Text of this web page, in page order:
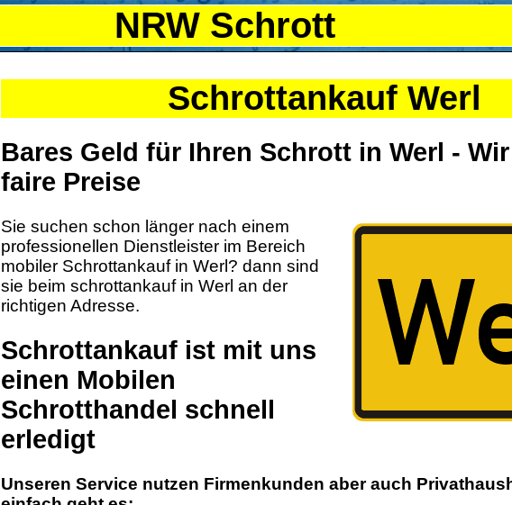
NRW Schrott
Schrottankauf Werl
Bares Geld für Ihren Schrott in Werl -
faire Preise
Sie suchen schon länger nach einem
professionellen Dienstleister im Bereich
mobiler Schrottankauf in Werl? dann sind
sie beim schrottankauf in Werl an der
richtigen Adresse.
Schrottankauf ist mit uns
einen Mobilen
Schrotthandel schnell
erledigt
Unseren Service nutzen Firmenkunden aber auch